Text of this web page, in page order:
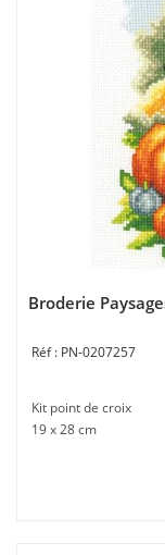
Broderie
PN-0207257
Kit point de croix
19 x 28 cm